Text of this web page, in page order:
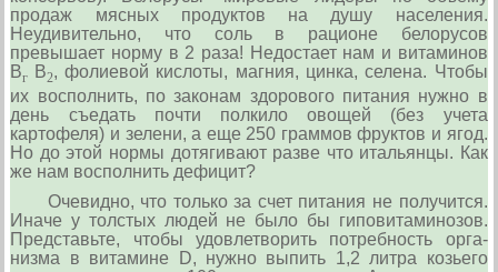
продаж мяс­ных продуктов на душу населения.
Неудивительно, что соль в рацио­не белорусов
превышает норму в 2 раза! Недостает нам и витаминов
Вг В2, фолиевой кислоты, магния, цинка, селена. Чтобы
их восполнить, по законам здорового питания нужно в
день съедать почти полкило овощей (без учета
картофеля) и зелени, а еще 250 граммов фруктов и ягод.
Но до этой нормы дотягивают разве что итальянцы. Как
же нам восполнить дефицит?
Очевидно, что только за счет питания не получит­ся.
Иначе у тол­стых людей не было бы гиповитаминозов.
Пред­ставьте, чтобы удовлетворить потребность орга­
низма в витамине D, нужно выпить 1,2 литра козьего